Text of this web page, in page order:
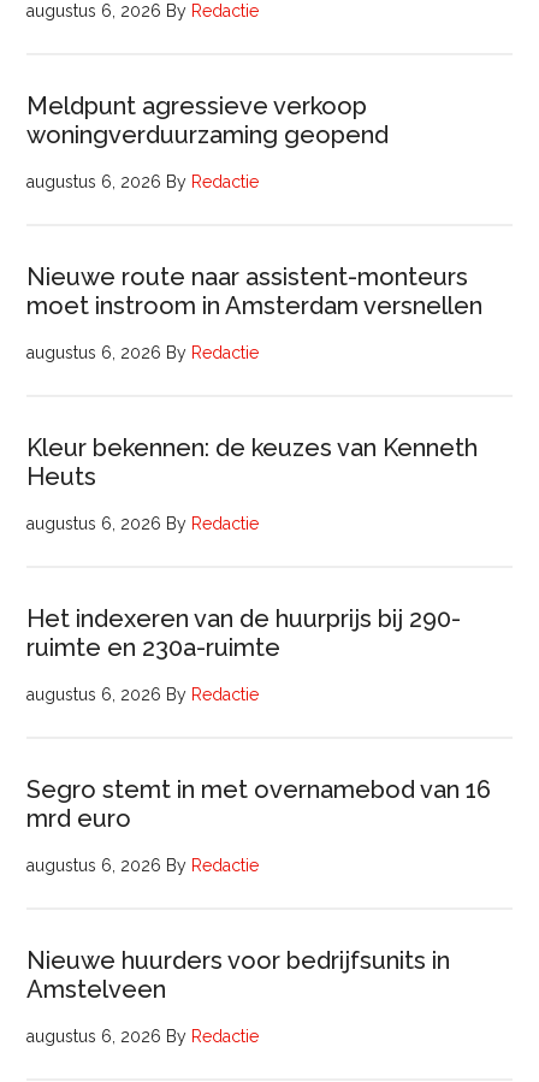
augustus 6, 2026 By Redactie
Meldpunt agressieve verkoop
woningverduurzaming geopend
augustus 6, 2026 By Redactie
Nieuwe route naar assistent-monteurs
moet instroom in Amsterdam versnellen
augustus 6, 2026 By Redactie
Kleur bekennen: de keuzes van Kenneth
Heuts
augustus 6, 2026 By Redactie
Het indexeren van de huurprijs bij 290-
ruimte en 230a-ruimte
augustus 6, 2026 By Redactie
Segro stemt in met overnamebod van 16
mrd euro
augustus 6, 2026 By Redactie
Nieuwe huurders voor bedrijfsunits in
Amstelveen
augustus 6, 2026 By Redactie